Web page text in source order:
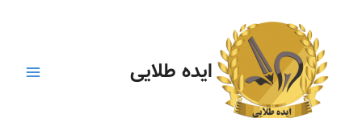
ایده طلایی